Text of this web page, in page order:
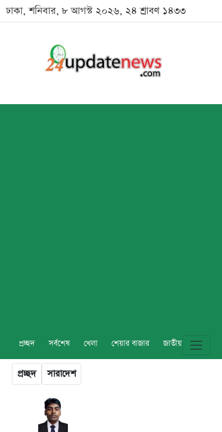
ঢাকা, শনিবার, ৮ আগস্ট ২০২৬, ২৪ শ্রাবণ ১৪৩৩
প্রচ্ছদ সর্বশেষ খেলা শেয়ার বাজার জাতীয় বিশ্ব
প্রচ্ছদ সারাদেশ